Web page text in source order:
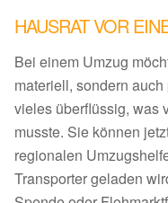
HAUSRAT VOR
Bei einem Umzug
materiell, sondern
vieles überflüssig, was
musste. Sie können
regionalen
Transporter geladen